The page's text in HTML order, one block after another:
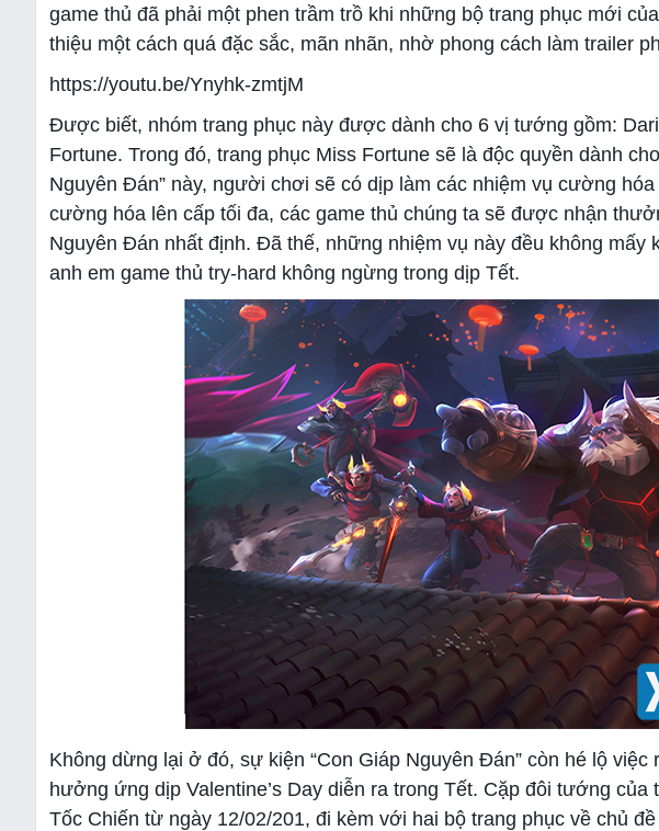
game thủ đã phải một phen trầm trồ khi những bộ trang phục mới
thiệu một cách quá đặc sắc, mãn nhãn, nhờ phong cách làm trailer
https://youtu.be/Ynyhk-zmtjM
Được biết, nhóm trang phục này được dành cho 6 vị tướng gồm:
Fortune. Trong đó, trang phục Miss Fortune sẽ là độc quyền dành
Nguyên Đán” này, người chơi sẽ có dịp làm các nhiệm vụ cường
cường hóa lên cấp tối đa, các game thủ chúng ta sẽ được nhận
Nguyên Đán nhất định. Đã thế, những nhiệm vụ này đều không
anh em game thủ try-hard không ngừng trong dịp Tết.
Không dừng lại ở đó, sự kiện “Con Giáp Nguyên Đán” còn hé lộ
hưởng ứng dịp Valentine’s Day diễn ra trong Tết. Cặp đôi tướng
Tốc Chiến từ ngày 12/02/201, đi kèm với hai bộ trang phục về chủ